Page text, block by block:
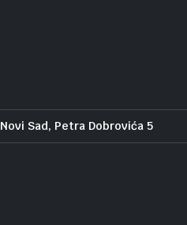
Novi Sad, Petra Dobrovića 5